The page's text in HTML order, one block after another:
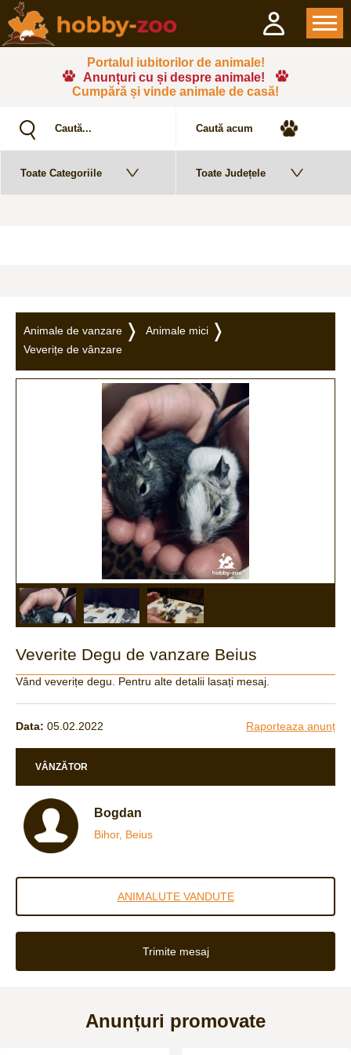
Portalul iubitorilor de animale!
Anunțuri cu și despre animale!
Cumpără și vinde animale de casă!
Animale de vanzare
Animale mici
Veverițe de vânzare
Veverite Degu de vanzare Beius
Vând veverițe degu. Pentru alte detalii lasați mesaj.
Data: 05.02.2022 Raporteaza anunț
VÂNZĂTOR
Bogdan
Bihor, Beius
ANIMALUTE VANDUTE
Trimite mesaj
Anunțuri promovate